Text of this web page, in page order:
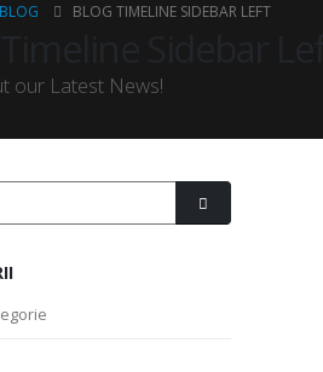
BLOG BLOG TIMELINE SIDEBAR LEFT
our Latest News!